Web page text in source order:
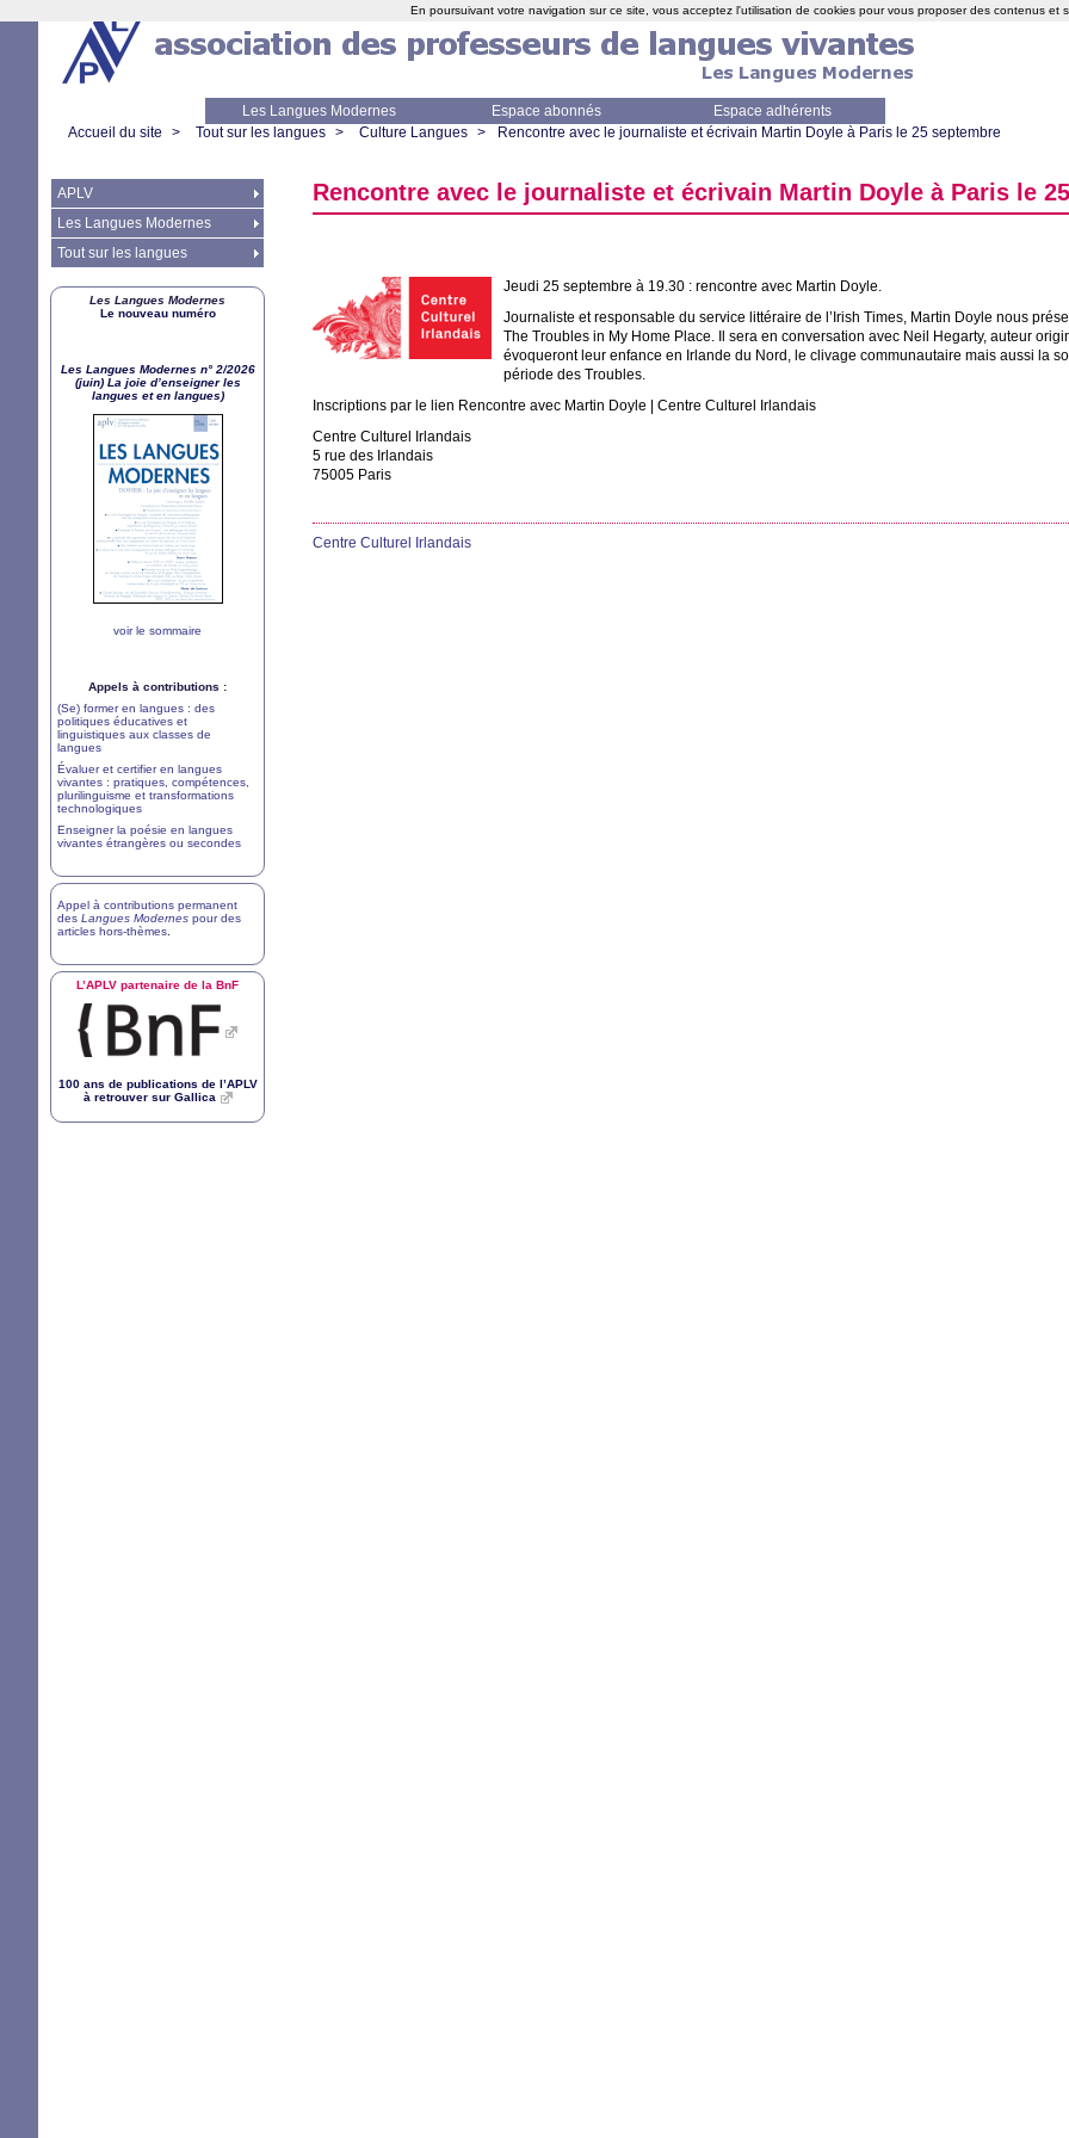
Les Langues Modernes Espace abonnés
Espace adhérents
Accueil du site > Tout sur les langues > Culture Langues > Rencontre avec le journaliste et écrivain Martin Doyle à Paris le 25 septembre
Rencontre avec le journaliste et écrivain Martin Doyle à Paris le
Jeudi 25 septembre à 19.30 : rencontre avec Martin Doyle.
Journaliste et responsable du service littéraire de l’Irish Times, Martin Doyle nous
The Troubles in My Home Place. Il sera en conversation avec Neil Hegarty, auteur
évoqueront leur enfance en Irlande du Nord, le clivage communautaire mais aussi la
période des Troubles.
Inscriptions par le lien Rencontre avec Martin Doyle | Centre Culturel Irlandais
Centre Culturel Irlandais
5 rue des Irlandais
75005 Paris
Centre Culturel Irlandais
APLV
Les Langues Modernes
Tout sur les langues
Les Langues Modernes
Le nouveau numéro
Les Langues Modernes n° 2/2026
(juin) La joie d’enseigner les
langues et en langues)
voir le sommaire
Appels à contributions :
(Se) former en langues : des
politiques éducatives et
linguistiques aux classes de
langues
Évaluer et certifier en langues
vivantes : pratiques, compétences,
plurilinguisme et transformations
technologiques
Enseigner la poésie en langues
vivantes étrangères ou secondes
Appel à contributions permanent
des Langues Modernes pour des
articles hors-thèmes
L’APLV partenaire de la BnF
100 ans de publications de l’APLV
à retrouver sur Gallica
En poursuivant votre navigation sur ce site, vous acceptez l'utilisation de cookies pour vous proposer des contenus et